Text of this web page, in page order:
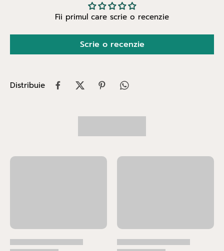
Fii primul care scrie o recenzie
Scrie o recenzie
Distribuie